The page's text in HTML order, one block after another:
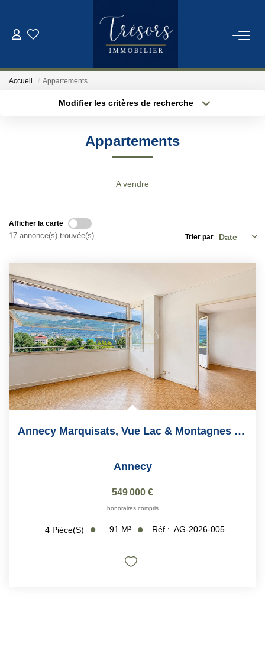
Qui Sommes-Nous
Accueil Appartements
Modifier les critères de recherche
Appartements
A vendre
Afficher la carte
17 annonce(s) trouvée(s) Trier par
Annecy Marquisats, Vue Lac & Montagnes , 91m2
Annecy
549 000 €
honoraires compris
4 Pièce(s) 91 M² Réf : AG-2026-005